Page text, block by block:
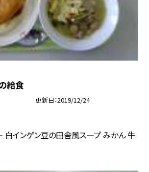
の給食
更新日 2019/12/24
白インゲン豆の田舎風スープ みかん 牛